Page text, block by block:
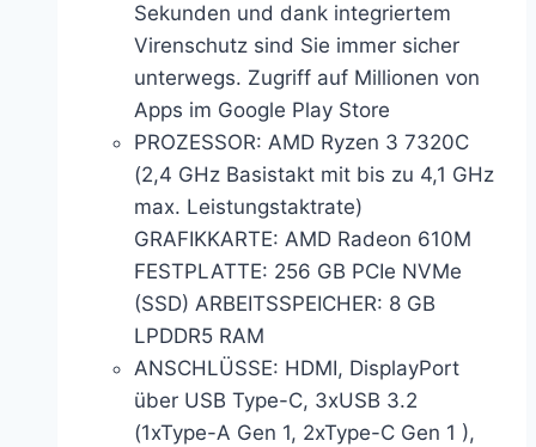
Sekunden und dank integriertem
Virenschutz sind Sie immer sicher
unterwegs. Zugriff auf Millionen von
Apps im Google Play Store
PROZESSOR: AMD Ryzen 3 7320C
(2,4 GHz Basistakt mit bis zu 4,1 GHz
max. Leistungstaktrate)
GRAFIKKARTE: AMD Radeon 610M
FESTPLATTE: 256 GB PCIe NVMe
(SSD) ARBEITSSPEICHER: 8 GB
LPDDR5 RAM
ANSCHLÜSSE: HDMI, DisplayPort
über USB Type-C, 3xUSB 3.2
(1xType-A Gen 1, 2xType-C Gen 1 ),